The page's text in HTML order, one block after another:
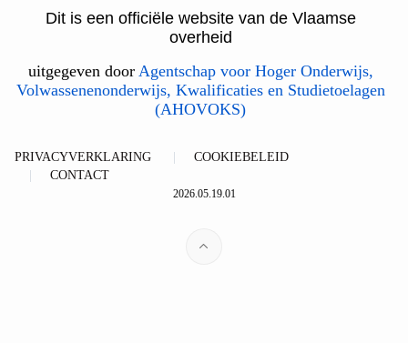
Dit is een officiële website van de Vlaamse
overheid
uitgegeven door Agentschap voor Hoger Onderwijs,
Volwassenenonderwijs, Kwalificaties en Studietoelagen
(AHOVOKS)
PRIVACYVERKLARING
COOKIEBELEID
CONTACT
2026.05.19.01